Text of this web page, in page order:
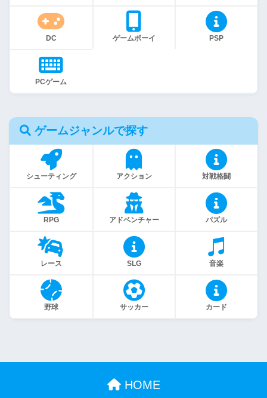
DC ゲームボーイ PSP
PCゲーム
ゲームジャンルで探す
シューティング アクション 対戦格闘
RPG アドベンチャー パズル
レース SLG 音楽
野球 サッカー カード
HOME